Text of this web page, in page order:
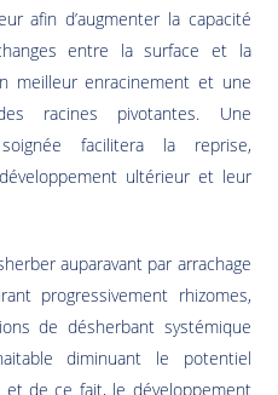
afin d’augmenter la capacité
entre la surface et la
meilleur enracinement et une
racines pivotantes. Une
facilitera la reprise,
ultérieur et leur
auparavant par arrachage
progressivement rhizomes,
de désherbant systémique
diminuant le potentiel
de ce fait, le développement